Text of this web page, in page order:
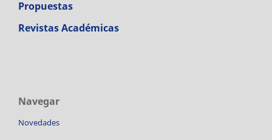
Propuestas
Revistas Académicas
Navegar
Novedades